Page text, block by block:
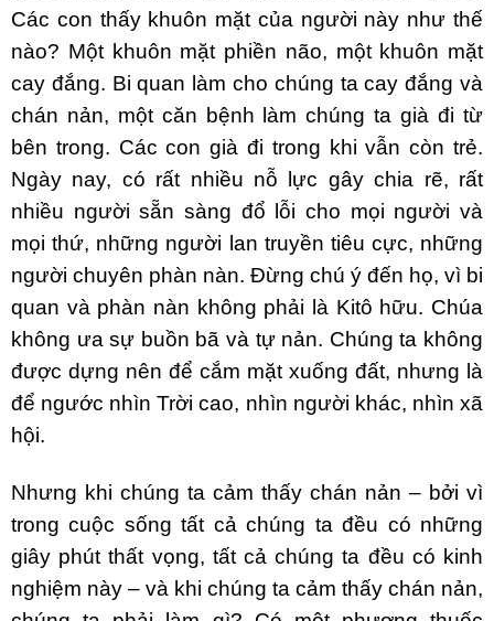
Các con thấy khuôn mặt của người này như thế
nào? Một khuôn mặt phiền não, một khuôn mặt
cay đắng. Bi quan làm cho chúng ta cay đắng và
chán nản, một căn bệnh làm chúng ta già đi từ
bên trong. Các con già đi trong khi vẫn còn trẻ.
Ngày nay, có rất nhiều nỗ lực gây chia rẽ, rất
nhiều người sẵn sàng đổ lỗi cho mọi người và
mọi thứ, những người lan truyền tiêu cực, những
người chuyên phàn nàn. Đừng chú ý đến họ, vì bi
quan và phàn nàn không phải là Kitô hữu. Chúa
không ưa sự buồn bã và tự nản. Chúng ta không
được dựng nên để cắm mặt xuống đất, nhưng là
để ngước nhìn Trời cao, nhìn người khác, nhìn xã
hội.
Nhưng khi chúng ta cảm thấy chán nản – bởi vì
trong cuộc sống tất cả chúng ta đều có những
giây phút thất vọng, tất cả chúng ta đều có kinh
nghiệm này – và khi chúng ta cảm thấy chán nản,